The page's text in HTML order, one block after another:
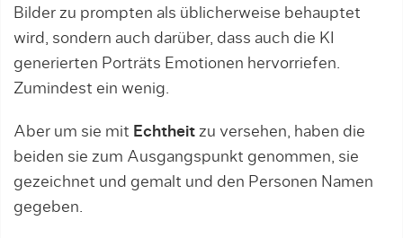
Bilder zu prompten als üblicherweise behauptet
wird, sondern auch darüber, dass auch die KI
generierten Porträts Emotionen hervorriefen.
Zumindest ein wenig.
Aber um sie mit Echtheit zu versehen, haben die
beiden sie zum Ausgangspunkt genommen, sie
gezeichnet und gemalt und den Personen Namen
gegeben.